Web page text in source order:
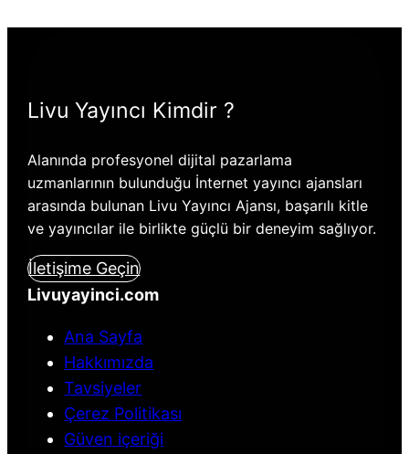
Livu Yayıncı Kimdir ?
Alanında profesyonel dijital pazarlama
uzmanlarının bulunduğu İnternet yayıncı ajansları
arasında bulunan Livu Yayıncı Ajansı, başarılı kitle
ve yayıncılar ile birlikte güçlü bir deneyim sağlıyor.
İletişime Geçin
Livuyayinci.com
Ana Sayfa
Hakkımızda
Tavsiyeler
Çerez Politikası
Güven içeriği